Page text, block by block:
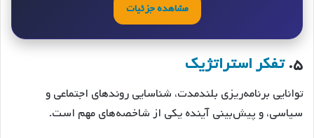
مشاهده جزئیات
۵. تفکر استراتژیک
توانایی برنامه‌ریزی بلندمدت، شناسایی روندهای اجتماعی و
سیاسی، و پیش‌بینی آینده یکی از شاخصه‌های مهم است.